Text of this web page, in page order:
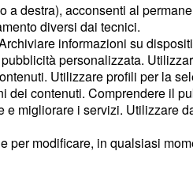
a destra), acconsenti al
diversi dai tecnici.
informazioni su
personalizzata.
Utilizzare profili per la
contenuti. Comprendere il
migliorare i servizi. Utilizzare
modificare, in qualsiasi